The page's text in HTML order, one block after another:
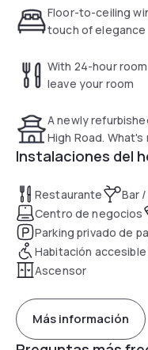
a small lounge area
all have a bath with a
The hotel offers a wide
Clayton Hotel Chiswick
public areas, 24-hour
modern cardio
and is popular for
the home of English
Floor-to-ceiling
touch of elegance
With 24-hour
leave your room
A newly
High Road.
Instalaciones del
Restaurante
Bar
Centro de negocios
Parking privado de
Habitación
Ascensor
Más información